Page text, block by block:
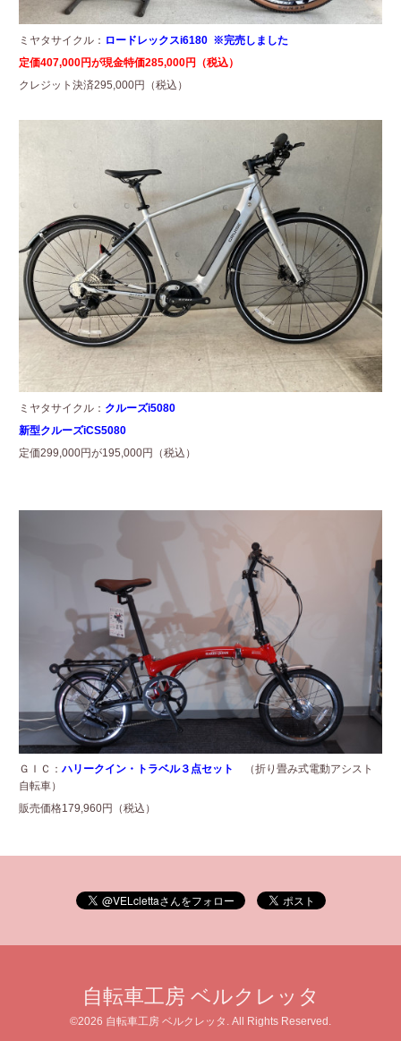
ミヤタサイクル： ロードレックスi6180 ※完売しました
定価407,000円が現金特価285,000円（税込）
クレジット決済295,000円（税込）
ミヤタサイクル： クルーズi5080
新型クルーズiCS5080
定価299,000円が195,000円（税込）
ＧＩＣ： ハリークイン・トラベル３点セット
（折り畳み式電動アシスト
自転車）
販売価格179,960円（税込）
自転車工房 ベルクレッタ
©2026 自転車工房 ベルクレッタ . All Rights Reserved.